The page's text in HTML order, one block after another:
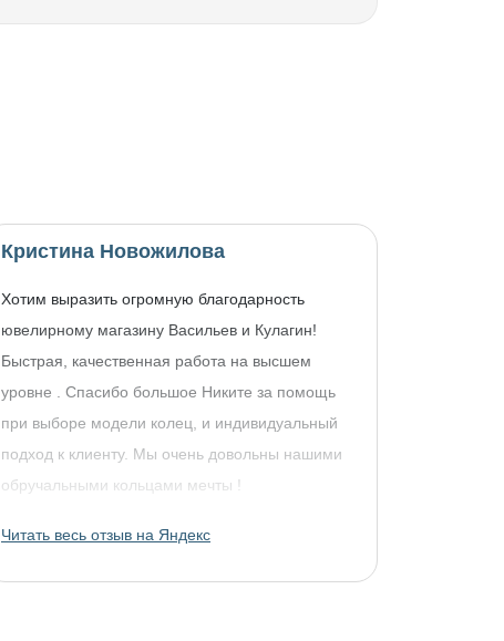
Кристина Новожилова
Хотим выразить огромную благодарность
ювелирному магазину Васильев и Кулагин!
Быстрая, качественная работа на высшем
уровне . Спасибо большое Никите за помощь
при выборе модели колец, и индивидуальный
подход к клиенту. Мы очень довольны нашими
обручальными кольцами мечты !
Читать весь отзыв на Яндекс